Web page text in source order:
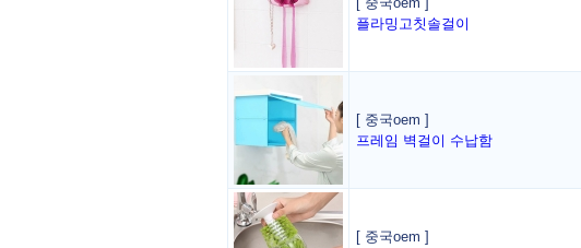
플라밍고칫솔걸이
[ 중국oem ]
프레임 벽걸이 수납함
[ 중국oem ]